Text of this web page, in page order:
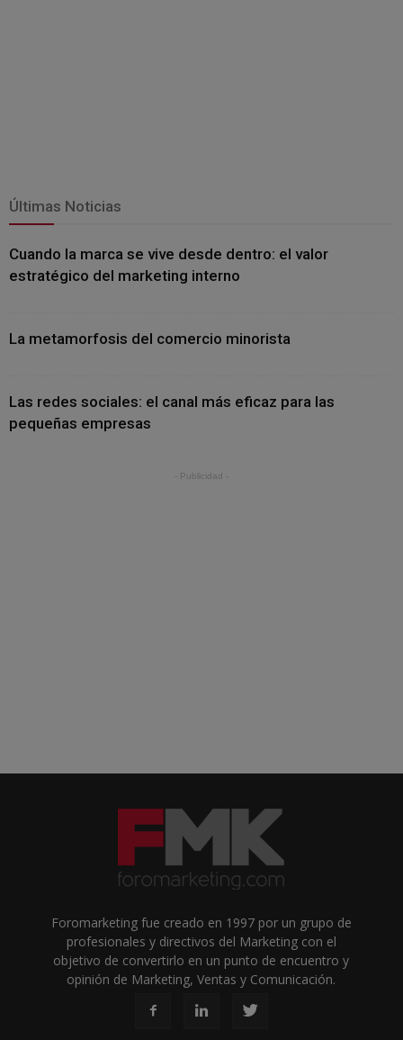
Últimas Noticias
Cuando la marca se vive desde dentro: el valor
estratégico del marketing interno
La metamorfosis del comercio minorista
Las redes sociales: el canal más eficaz para las
pequeñas empresas
- Publicidad -
Foromarketing fue creado en 1997 por un grupo de
profesionales y directivos del Marketing con el
objetivo de convertirlo en un punto de encuentro y
opinión de Marketing, Ventas y Comunicación.